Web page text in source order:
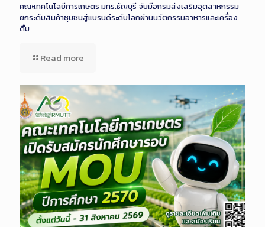
คณะเทคโนโลยีการเกษตร มทร.ธัญบุรี จับมือกรมส่งเสริมอุตสาหกรรม
ยกระดับสินค้าชุมชนสู่แบรนด์ระดับโลกผ่านนวัตกรรมอาหารและเครื่อง
ดื่ม
Read more